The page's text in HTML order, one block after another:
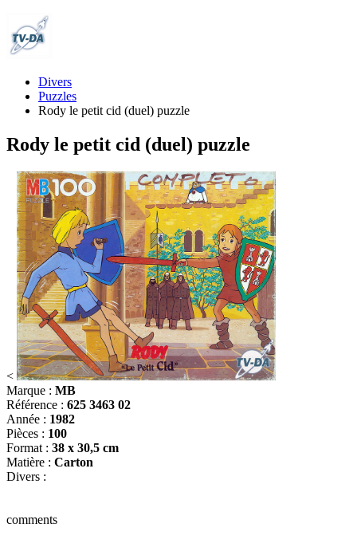
Divers
Puzzles
Rody le petit cid (duel) puzzle
Rody le petit cid (duel) puzzle
<
Marque : MB
Référence : 625 3463 02
Année : 1982
Pièces : 100
Format : 38 x 30,5 cm
Matière : Carton
Divers :
comments